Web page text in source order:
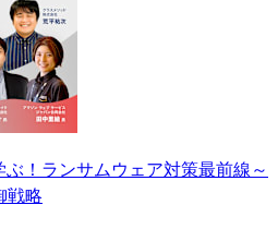
ぶ！ランサムウェア対策最前線～
戦略